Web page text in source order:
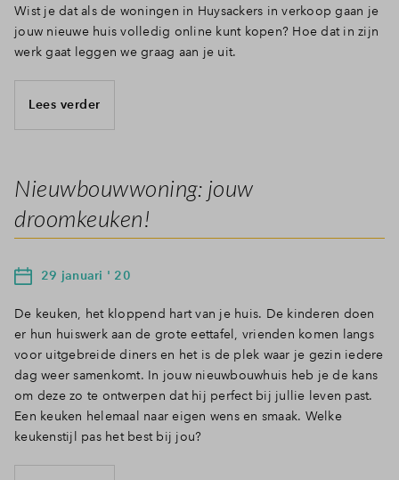
Wist je dat als de woningen in Huysackers in verkoop gaan je
jouw nieuwe huis volledig online kunt kopen? Hoe dat in zijn
werk gaat leggen we graag aan je uit.
Lees verder
Nieuwbouwwoning: jouw
droomkeuken!
29 januari ' 20
De keuken, het kloppend hart van je huis. De kinderen doen
er hun huiswerk aan de grote eettafel, vrienden komen langs
voor uitgebreide diners en het is de plek waar je gezin iedere
dag weer samenkomt. In jouw nieuwbouwhuis heb je de kans
om deze zo te ontwerpen dat hij perfect bij jullie leven past.
Een keuken helemaal naar eigen wens en smaak. Welke
keukenstijl pas het best bij jou?